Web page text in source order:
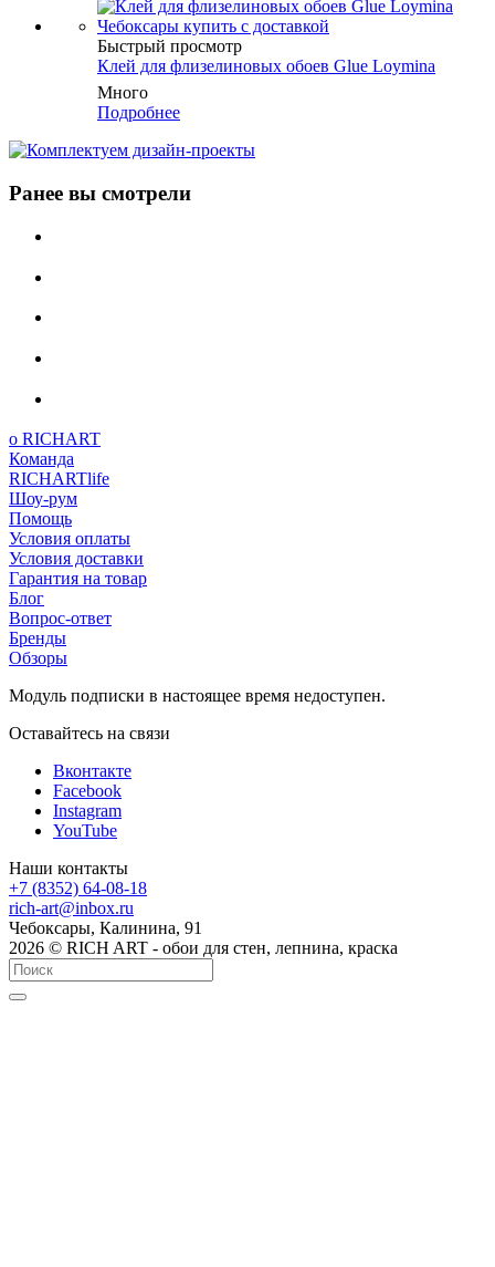
Быстрый просмотр
Клей для флизелиновых обоев Glue Loymina
Много
Подробнее
Ранее вы смотрели
о RICHART
Команда
RICHARTlife
Шоу-рум
Помощь
Условия оплаты
Условия доставки
Гарантия на товар
Блог
Вопрос-ответ
Бренды
Обзоры
Модуль подписки в настоящее время недоступен.
Оставайтесь на связи
Вконтакте
Facebook
Instagram
YouTube
Наши контакты
+7 (8352) 64-08-18
rich-art@inbox.ru
Чебоксары, Калинина, 91
2026 © RICH ART - обои для стен, лепнина, краска